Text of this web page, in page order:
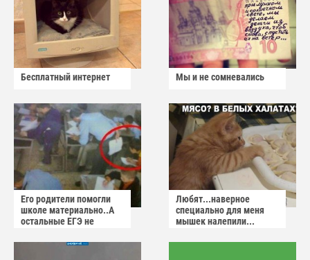
Бесплатный интернет Мы и не сомневались
Его родители помогли
школе материально..А
остальные ЕГЭ не
Любят...наверное
специально для меня
мышек налепили...